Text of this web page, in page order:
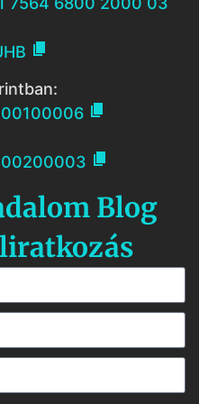

00100006 
00200003 
Blog